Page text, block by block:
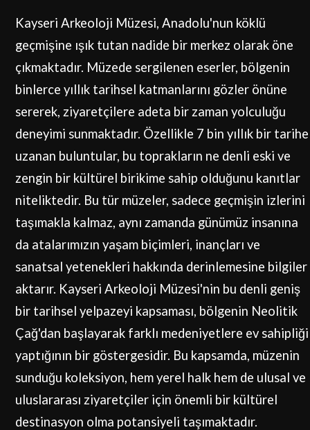
Kayseri Arkeoloji Müzesi, Anadolu'nun köklü
geçmişine ışık tutan nadide bir merkez olarak öne
çıkmaktadır. Müzede sergilenen eserler, bölgenin
binlerce yıllık tarihsel katmanlarını gözler önüne
sererek, ziyaretçilere adeta bir zaman yolculuğu
deneyimi sunmaktadır. Özellikle 7 bin yıllık bir tarihe
uzanan buluntular, bu toprakların ne denli eski ve
zengin bir kültürel birikime sahip olduğunu kanıtlar
niteliktedir. Bu tür müzeler, sadece geçmişin izlerini
taşımakla kalmaz, aynı zamanda günümüz insanına
da atalarımızın yaşam biçimleri, inançları ve
sanatsal yetenekleri hakkında derinlemesine bilgiler
aktarır. Kayseri Arkeoloji Müzesi'nin bu denli geniş
bir tarihsel yelpazeyi kapsaması, bölgenin Neolitik
Çağ'dan başlayarak farklı medeniyetlere ev sahipliği
yaptığının bir göstergesidir. Bu kapsamda, müzenin
sunduğu koleksiyon, hem yerel halk hem de ulusal ve
uluslararası ziyaretçiler için önemli bir kültürel
destinasyon olma potansiyeli taşımaktadır.